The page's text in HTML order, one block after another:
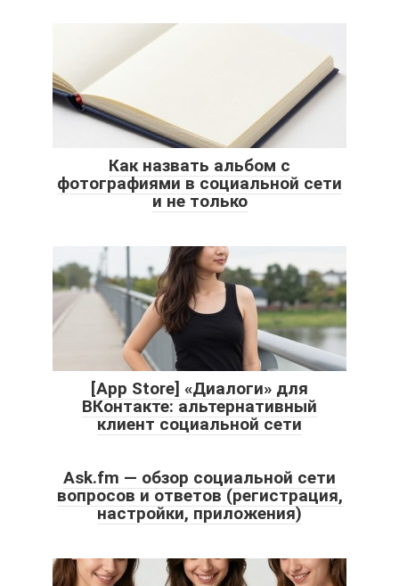
Как назвать альбом с
фотографиями в социальной сети
и не только
[App Store] «Диалоги» для
ВКонтакте: альтернативный
клиент социальной сети
Ask.fm — обзор социальной сети
вопросов и ответов (регистрация,
настройки, приложения)